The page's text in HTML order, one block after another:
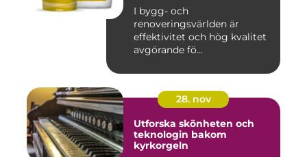
I bygg- och
renoveringsvärlden är
effektivitet och hög kvalitet
avgörande fö...
28. nov
Utforska skönheten och
teknologin bakom
kyrkorgeln